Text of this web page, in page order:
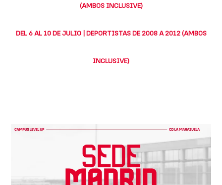
(AMBOS INCLUSIVE)
DEL 6 AL 10 DE JULIO | DEPORTISTAS DE 2008 A 2012 (AMBOS
INCLUSIVE)